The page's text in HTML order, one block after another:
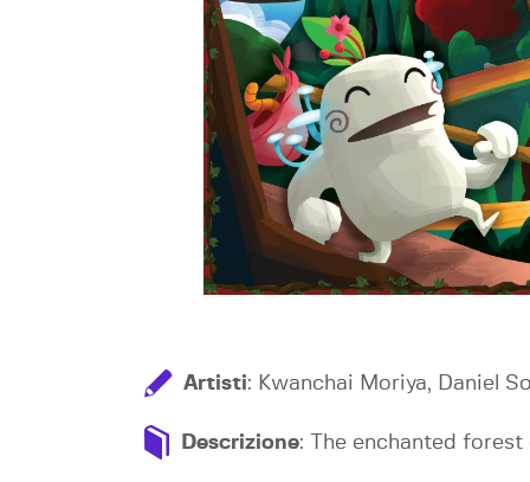
Artisti: Kwanchai Moriya, Daniel
Descrizione: The enchanted